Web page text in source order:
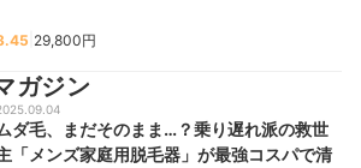
29,800円
ガジン
ダ毛、まだそのまま…？乗り遅れ派の救世
「メンズ家庭用脱毛器」が最強コスパで清